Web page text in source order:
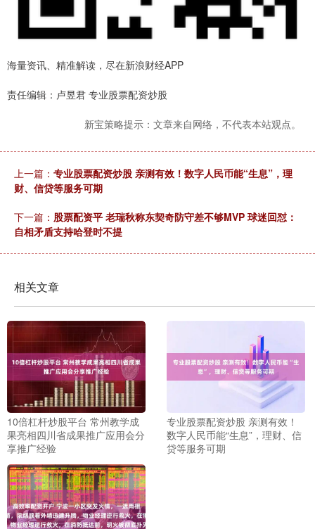
海量资讯、精准解读，尽在新浪财经APP
责任编辑：卢昱君 专业股票配资炒股
新宝策略提示：文章来自网络，不代表本站观点。
上一篇： 专业股票配资炒股 亲测有效！数字人民币能“生息”，理
财、信贷等服务可期
下一篇： 股票配资平 老瑞秋称东契奇防守差不够MVP 球迷回怼：
自相矛盾支持哈登时不提
相关文章
10倍杠杆炒股平台 常州教学成
果亮相四川省成果推广应用会分
享推广经验
专业股票配资炒股 亲测有效！
数字人民币能“生息”，理财、信
贷等服务可期